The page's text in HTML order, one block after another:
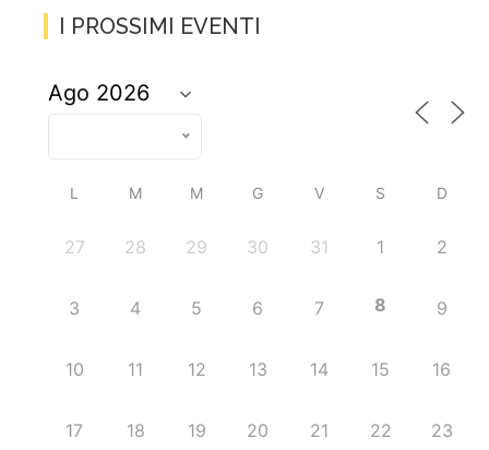
I PROSSIMI EVENTI
L M M G V S D
27 28 29 30 31 1 2
3 4 5 6 7 8 9
10 11 12 13 14 15 16
17 18 19 20 21 22 23